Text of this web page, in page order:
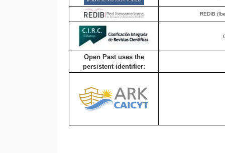
REDIB
Open Past uses the
persistent identifier: